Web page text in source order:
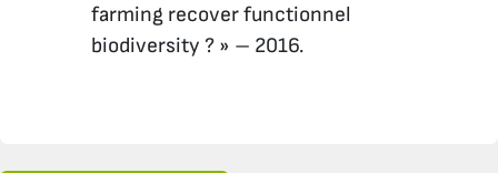
farming recover functionnel
biodiversity ? » – 2016.